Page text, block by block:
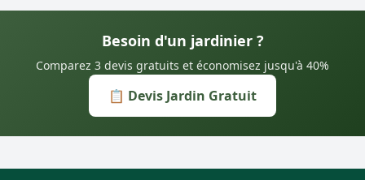
Besoin d'un jardinier ?
Comparez 3 devis gratuits et économisez jusqu'à 40%
📋 Devis Jardin Gratuit